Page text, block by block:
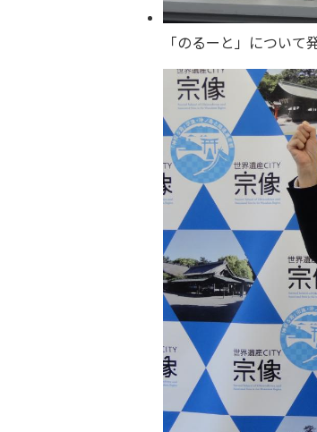
「のるーと」について